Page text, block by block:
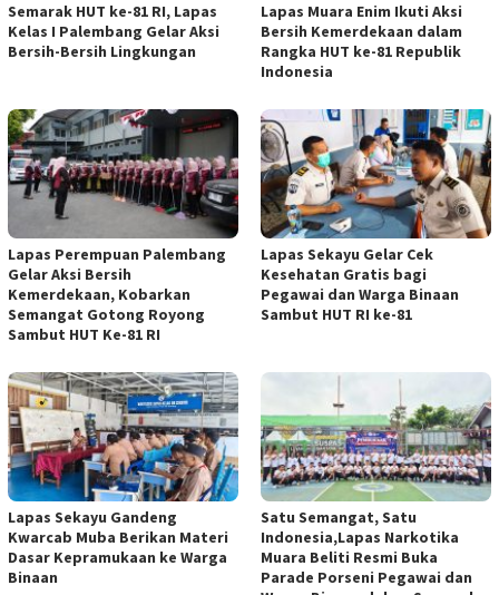
Semarak HUT ke-81 RI, Lapas
Kelas I Palembang Gelar Aksi
Bersih-Bersih Lingkungan
Lapas Muara Enim Ikuti Aksi
Bersih Kemerdekaan dalam
Rangka HUT ke-81 Republik
Indonesia
Lapas Perempuan Palembang
Gelar Aksi Bersih
Kemerdekaan, Kobarkan
Semangat Gotong Royong
Sambut HUT Ke-81 RI
Lapas Sekayu Gelar Cek
Kesehatan Gratis bagi
Pegawai dan Warga Binaan
Sambut HUT RI ke-81
Lapas Sekayu Gandeng
Kwarcab Muba Berikan Materi
Dasar Kepramukaan ke Warga
Binaan
Satu Semangat, Satu
Indonesia,Lapas Narkotika
Muara Beliti Resmi Buka
Parade Porseni Pegawai dan